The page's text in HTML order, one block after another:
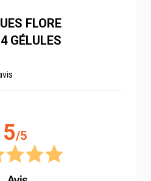
FLORE
GÉLULES
5/5